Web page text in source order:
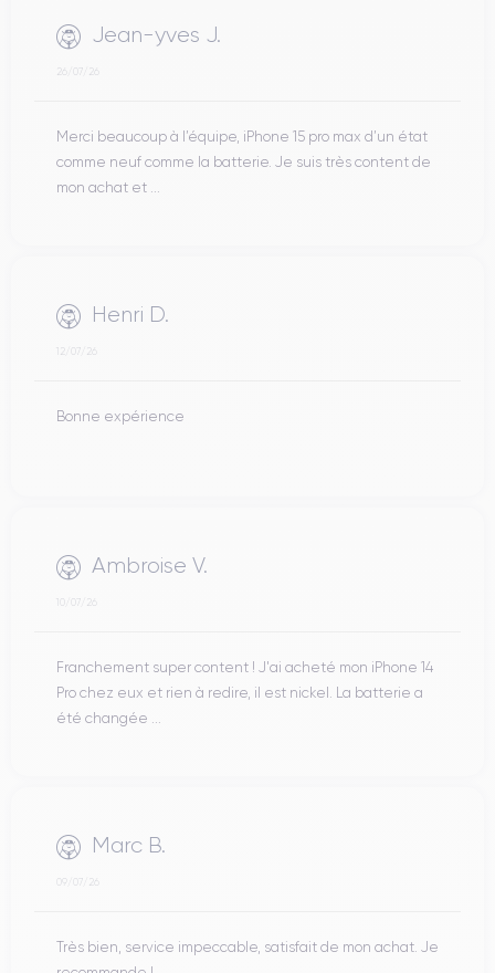
Jean-yves J.
26/07/26
Merci beaucoup à l’équipe, iPhone 15 pro max d’un état
comme neuf comme la batterie. Je suis très content de
mon achat et ...
Henri D.
12/07/26
Bonne expérience
Ambroise V.
10/07/26
Franchement super content ! J'ai acheté mon iPhone 14
Pro chez eux et rien à redire, il est nickel. La batterie a
été changée ...
Marc B.
09/07/26
Très bien, service impeccable, satisfait de mon achat. Je